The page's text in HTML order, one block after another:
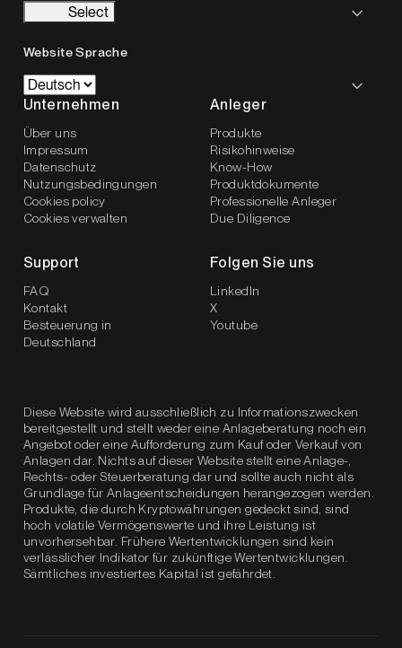
Select
Website Sprache
Unternehmen
Über uns
Impressum
Datenschutz
Nutzungsbedingungen
Cookies policy
Cookies verwalten
Anleger
Produkte
Risikohinweise
Know-How
Produktdokumente
Professionelle Anleger
Due Diligence
Support
FAQ
Kontakt
Besteuerung in
Deutschland
Folgen Sie uns
LinkedIn
X
Youtube
Diese Website wird ausschließlich zu Informationszwecken
bereitgestellt und stellt weder eine Anlageberatung noch ein
Angebot oder eine Aufforderung zum Kauf oder Verkauf von
Anlagen dar. Nichts auf dieser Website stellt eine Anlage-,
Rechts- oder Steuerberatung dar und sollte auch nicht als
Grundlage für Anlageentscheidungen herangezogen werden.
Produkte, die durch Kryptowährungen gedeckt sind, sind
hoch volatile Vermögenswerte und ihre Leistung ist
unvorhersehbar. Frühere Wertentwicklungen sind kein
verlässlicher Indikator für zukünftige Wertentwicklungen.
Sämtliches investiertes Kapital ist gefährdet.